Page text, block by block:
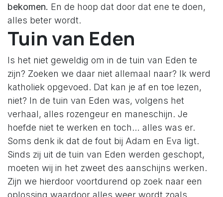
bekomen. En de hoop dat door dat ene te doen,
alles beter wordt.
Tuin van Eden
Is het niet geweldig om in de tuin van Eden te
zijn? Zoeken we daar niet allemaal naar? Ik werd
katholiek opgevoed. Dat kan je af en toe lezen,
niet? In de tuin van Eden was, volgens het
verhaal, alles rozengeur en maneschijn. Je
hoefde niet te werken en toch… alles was er.
Soms denk ik dat de fout bij Adam en Eva ligt.
Sinds zij uit de tuin van Eden werden geschopt,
moeten wij in het zweet des aanschijns werken.
Zijn we hierdoor voortdurend op zoek naar een
oplossing waardoor alles weer wordt zoals